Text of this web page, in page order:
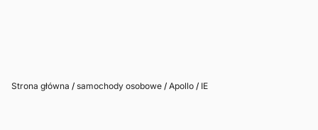
Strona główna / samochody osobowe / Apollo / IE